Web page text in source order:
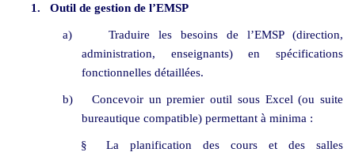
1. Outil de gestion de l’EMSP
a)
Traduire les besoins de l’EMSP (direction,
administration, enseignants) en spécifications
fonctionnelles détaillées.
b)
Concevoir un premier outil sous Excel (ou suite
bureautique compatible) permettant à minima :
§
La planification des cours et des salles